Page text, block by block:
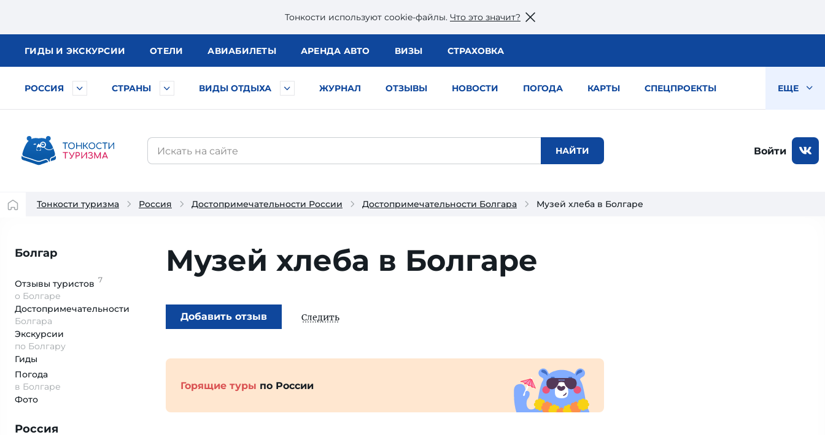
Тонкости используют сookie-файлы. Что это значит?
ГИДЫ И ЭКСКУРСИИ ОТЕЛИ АВИАБИЛЕТЫ АРЕНДА АВТО ВИЗЫ СТРАХОВКА
РОССИЯ СТРАНЫ ВИДЫ ОТДЫХА ЖУРНАЛ ОТЗЫВЫ НОВОСТИ ПОГОДА КАРТЫ СПЕЦПРОЕКТЫ ЕЩЕ
Войти
Тонкости туризма Россия Достопримечательности России Достопримечательности Болгара Музей хлеба в Болгаре
Болгар
Отзывы туристов 7
о Болгаре
Достопримеча­тельности
Болгара
Экскурсии
по Болгару
Гиды
Погода
в Болгаре
Фото
Россия
Музей хлеба в Болгаре
Добавить отзыв Следить
Горящие туры по России